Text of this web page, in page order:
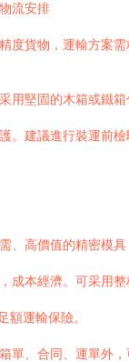
流安排
度貨物，運輸方案需
采用堅固的木箱或鐵
。建議進行裝運前
、高價值的精密模具
成本經濟。可采用
額運輸保險。
單、合同、運單外